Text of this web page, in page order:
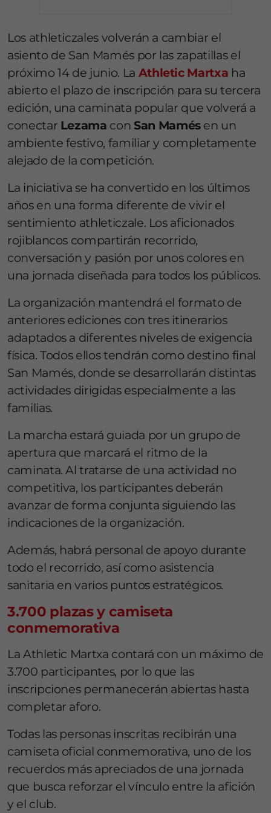
Los athleticzales volverán a cambiar el
asiento de San Mamés por las zapatillas el
próximo 14 de junio. La Athletic Martxa ha
abierto el plazo de inscripción para su tercera
edición, una caminata popular que volverá a
conectar Lezama con San Mamésen un
ambiente festivo, familiar y completamente
alejado de la competición.
La iniciativa se ha convertido en los últimos
años en una forma diferente de vivir el
sentimiento athleticzale. Los aficionados
rojiblancos compartirán recorrido,
conversación y pasión por unos colores en
una jornada diseñada para todos los públicos.
La organización mantendrá el formato de
anteriores ediciones con tres itinerarios
adaptados a diferentes niveles de exigencia
física. Todos ellos tendrán como destino final
San Mamés, donde se desarrollarán distintas
actividades dirigidas especialmente a las
familias.
La marcha estará guiada por un grupo de
apertura que marcará el ritmo de la
caminata. Al tratarse de una actividad no
competitiva, los participantes deberán
avanzar de forma conjunta siguiendo las
indicaciones de la organización.
Además, habrá personal de apoyo durante
todo el recorrido, así como asistencia
sanitaria en varios puntos estratégicos.
3.700 plazas y camiseta
conmemorativa
La Athletic Martxa contará con un máximo de
3.700 participantes, por lo que las
inscripciones permanecerán abiertas hasta
completar aforo.
Todas las personas inscritas recibirán una
camiseta oficial conmemorativa, uno de los
recuerdos más apreciados de una jornada
que busca reforzar el vínculo entre la afición
y el club.